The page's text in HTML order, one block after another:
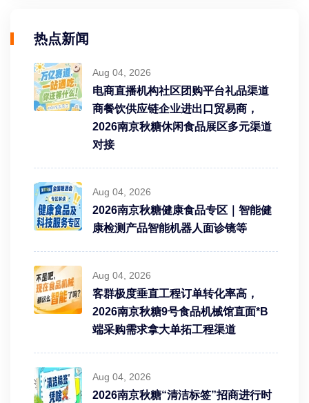
热点新闻
Aug 04, 2026
电商直播机构社区团购平台礼品渠道
商餐饮供应链企业进出口贸易商，
2026南京秋糖休闲食品展区多元渠道
对接
Aug 04, 2026
2026南京秋糖健康食品专区｜智能健
康检测产品智能机器人面诊镜等
Aug 04, 2026
客群极度垂直工程订单转化率高，
2026南京秋糖9号食品机械馆直面*B
端采购需求拿大单拓工程渠道
Aug 04, 2026
2026南京秋糖“清洁标签”招商进行时